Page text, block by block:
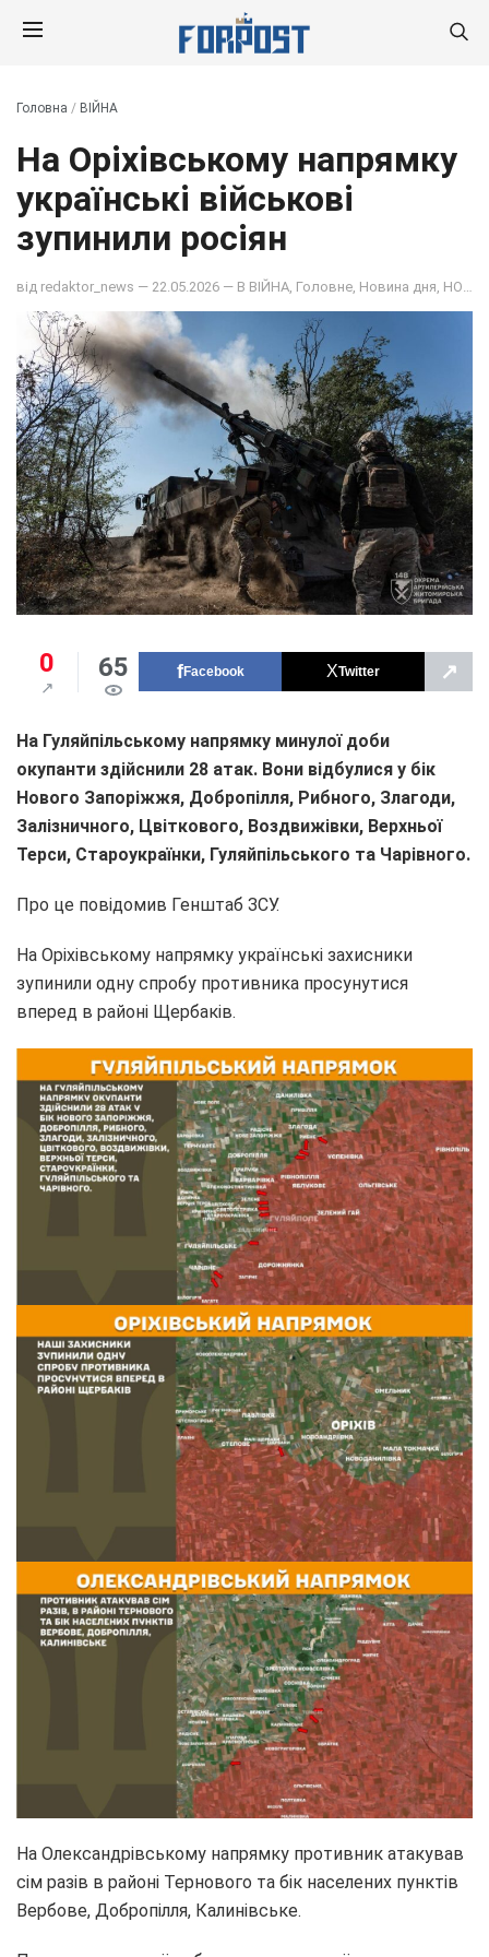
Головна / ВІЙНА
На Оріхівському напрямку
українські військові
зупинили росіян
від redaktor_news — 22.05.2026 — В ВІЙНА Головне Новина дня НОВИНИ
0 65 Facebook Twitter ↗
На Гуляйпільському напрямку минулої доби
окупанти здійснили 28 атак. Вони відбулися у бік
Нового Запоріжжя, Добропілля, Рибного, Злагоди,
Залізничного, Цвіткового, Воздвижівки, Верхньої
Терси, Староукраїнки, Гуляйпільського та Чарівного.
Про це повідомив Генштаб ЗСУ.
На Оріхівському напрямку українські захисники
зупинили одну спробу противника просунутися
вперед в районі Щербаків.
На Олександрівському напрямку противник атакував
сім разів в районі Тернового та бік населених пунктів
Вербове, Добропілля, Калинівське.